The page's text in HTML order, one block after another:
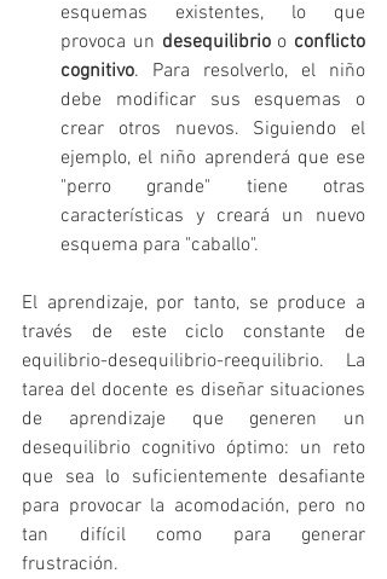
esquemas existentes, lo que
provoca un desequilibrio o conflicto
cognitivo. Para resolverlo, el niño
debe modificar sus esquemas o
crear otros nuevos. Siguiendo el
ejemplo, el niño aprenderá que ese
"perro grande" tiene otras
características y creará un nuevo
esquema para "caballo".
El aprendizaje, por tanto, se produce a
través de este ciclo constante de
equilibrio-desequilibrio-reequilibrio. La
tarea del docente es diseñar situaciones
de aprendizaje que generen un
desequilibrio cognitivo óptimo: un reto
que sea lo suficientemente desafiante
para provocar la acomodación, pero no
tan difícil como para generar
frustración.